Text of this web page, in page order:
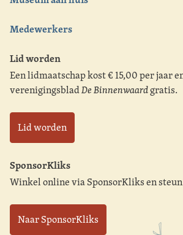
Medewerkers
Lid worden
Een lidmaatschap kost € 15,00 per jaar
verenigingsbladDe Binnenwaardgratis.
Lid worden
SponsorKliks
Winkel online via SponsorKliks en
Naar SponsorKliks